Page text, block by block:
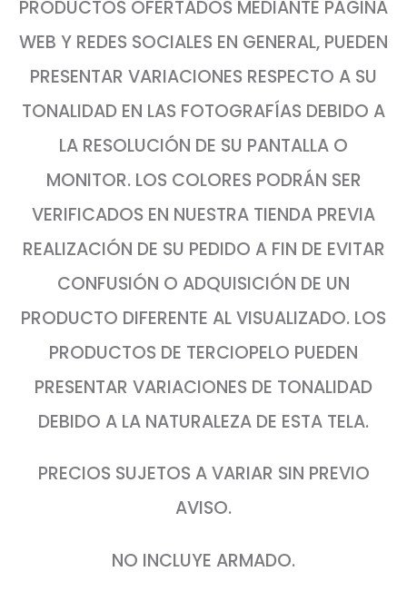
PRODUCTOS OFERTADOS MEDIANTE PÁGINA
WEB Y REDES SOCIALES EN GENERAL, PUEDEN
PRESENTAR VARIACIONES RESPECTO A SU
TONALIDAD EN LAS FOTOGRAFÍAS DEBIDO A
LA RESOLUCIÓN DE SU PANTALLA O
MONITOR. LOS COLORES PODRÁN SER
VERIFICADOS EN NUESTRA TIENDA PREVIA
REALIZACIÓN DE SU PEDIDO A FIN DE EVITAR
CONFUSIÓN O ADQUISICIÓN DE UN
PRODUCTO DIFERENTE AL VISUALIZADO. LOS
PRODUCTOS DE TERCIOPELO PUEDEN
PRESENTAR VARIACIONES DE TONALIDAD
DEBIDO A LA NATURALEZA DE ESTA TELA.
PRECIOS SUJETOS A VARIAR SIN PREVIO
AVISO.
NO INCLUYE ARMADO.